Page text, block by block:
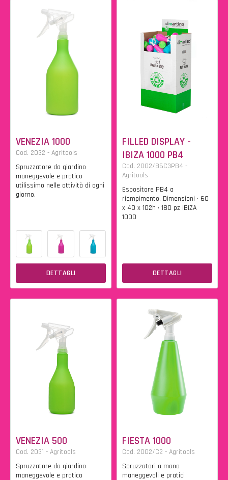
VENEZIA 1000
Cod. 2032 - Agritools
Spruzzatore da giardino
maneggevole e pratico
utilissimo nelle attività di ogni
giorno.
DETTAGLI
FILLED DISPLAY -
IBIZA 1000 PB4
Cod. 2002/86C3PB4 -
Agritools
Espositore PB4 a
riempimento. Dimensioni • 60
x 40 x 102h • 180 pz IBIZA
1000
DETTAGLI
VENEZIA 500
Cod. 2031 - Agritools
Spruzzatore da giardino
maneggevole e pratico
FIESTA 1000
Cod. 2002/C2 - Agritools
Spruzzatori a mano
maneggevoli e pratici